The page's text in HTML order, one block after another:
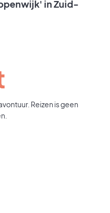
in Zuid-
Reizen is geen